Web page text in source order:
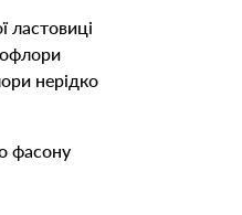
ластовиці
нерідко
фасону